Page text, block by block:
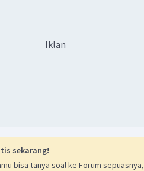
Iklan
sekarang!
bisa tanya soal ke Forum